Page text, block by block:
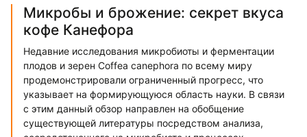
Микробы и брожение: секрет вкуса
кофе Канефора
Недавние исследования микробиоты и ферментации
плодов и зерен Coffea canephora по всему миру
продемонстрировали ограниченный прогресс, что
указывает на формирующуюся область науки. В связи
с этим данный обзор направлен на обобщение
существующей литературы посредством анализа,